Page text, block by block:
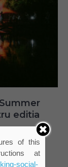
editia
of this
at
social-